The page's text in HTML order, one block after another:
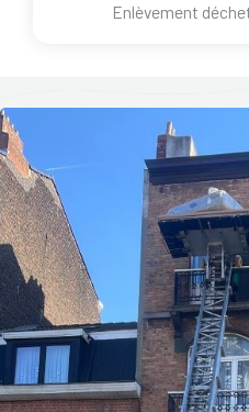
Enlèvement